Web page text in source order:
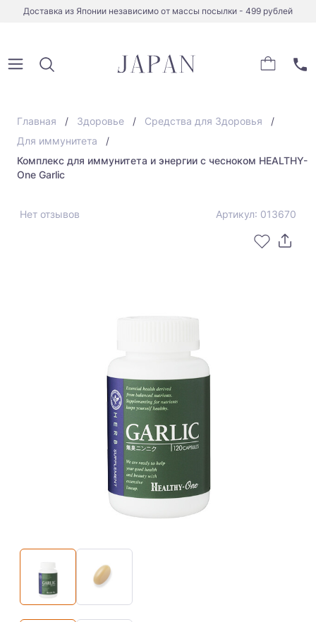
Доставка из Японии независимо от массы посылки - 499 рублей
Главная Здоровье
Средства для Здоровья
Для иммунитета
Комплекс для иммунитета и энергии с чесноком HEALTHY-
One Garlic
Нет отзывов Артикул: 013670